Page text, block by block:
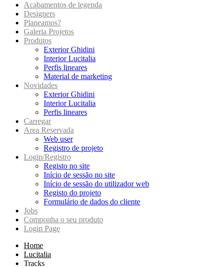
Acabamentos de legenda
Designers
Planeamos?
Galeria Projetos
Produtos
Exterior Ghidini
Interior Lucitalia
Perfis lineares
Material de marketing
Novidades
Exterior Ghidini
Interior Lucitalia
Perfis lineares
Carregar
Area Reservada
Web user
Registro de projeto
Login/Registro
Registo no site
Início de sessão no site
Início de sessão do utilizador web
Registo do projeto
Formulário de dados do cliente
Jobs
Componha o seu produto
Login Page
Home
Lucitalia
Tracks